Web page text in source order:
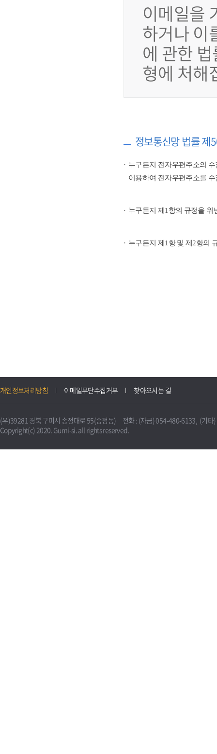
이메일을
하거나 이
에 관한
형에 처해
정보통신망 법률 제
누구든지 전자우편주소의
이용하여 전자우편주소를
누구든지 제1항의 규정을 위
누구든지 제1항 및 제2항의
개인정보처리방침 이메일무단수집거부 찾아오시는 길
(우)39281 경북 구미시 송정대로 55(송정동) 전화 : (자금) 054-480-6133, (기타
Copyright(c) 2020. Gumi-si. all rights reserved.